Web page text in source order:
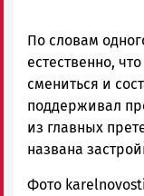
По словам
естественно,
смениться и
поддерживал
из главных
названа
Фото